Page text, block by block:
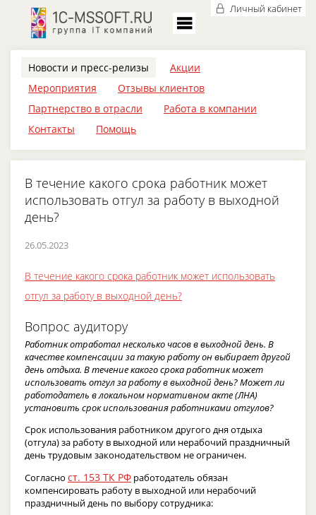
Личный кабинет
Новости и пресс-релизы
Акции
Мероприятия
Отзывы клиентов
Партнерство в отрасли
Работа в компании
Контакты
Помощь
В течение какого срока работник может
использовать отгул за работу в выходной
день?
26.05.2023
В течение какого срока работник может использовать
отгул за работу в выходной день?
Вопрос аудитору
Работник отработал несколько часов в выходной день. В
качестве компенсации за такую работу он выбирает другой
день отдыха. В течение какого срока работник может
использовать отгул за работу в выходной день? Может ли
работодатель в локальном нормативном акте (ЛНА)
установить срок использования работниками отгулов?
Срок использования работником другого дня отдыха
(отгула) за работу в выходной или нерабочий праздничный
день трудовым законодательством не ограничен.
Согласно ст. 153 ТК РФ работодатель обязан
компенсировать работу в выходной или нерабочий
праздничный день по выбору сотрудника: